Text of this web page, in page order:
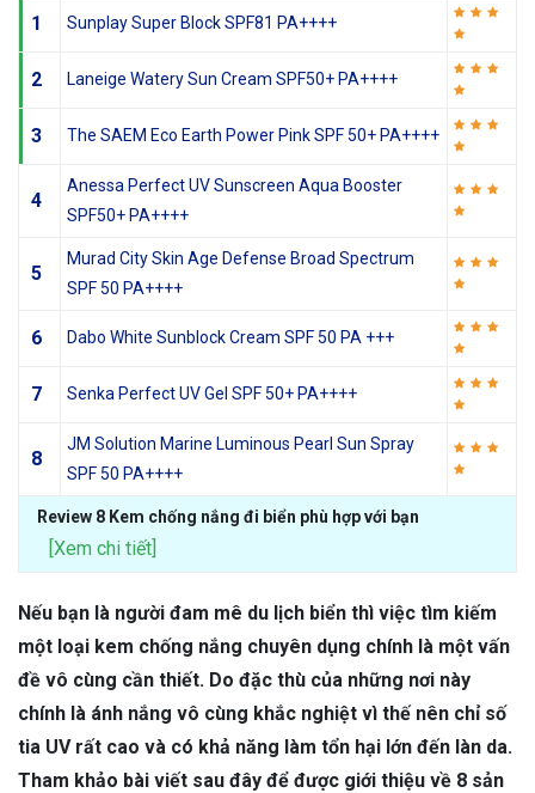
1 Sunplay Super Block SPF81 PA++++
2 Laneige Watery Sun Cream SPF50+ PA++++
3 The SAEM Eco Earth Power Pink SPF 50+ PA++++
4
Anessa Perfect UV Sunscreen Aqua Booster
SPF50+ PA++++
5
Murad City Skin Age Defense Broad Spectrum
SPF 50 PA++++
6 Dabo White Sunblock Cream SPF 50 PA +++
7 Senka Perfect UV Gel SPF 50+ PA++++
8
JM Solution Marine Luminous Pearl Sun Spray
SPF 50 PA++++
Review 8 Kem chống nắng đi biển phù hợp với bạn
[Xem chi tiết]
Nếu bạn là người đam mê du lịch biển thì việc tìm kiếm
một loại kem chống nắng chuyên dụng chính là một vấn
đề vô cùng cần thiết. Do đặc thù của những nơi này
chính là ánh nắng vô cùng khắc nghiệt vì thế nên chỉ số
tia UV rất cao và có khả năng làm tổn hại lớn đến làn da.
Tham khảo bài viết sau đây để được giới thiệu về 8 sản